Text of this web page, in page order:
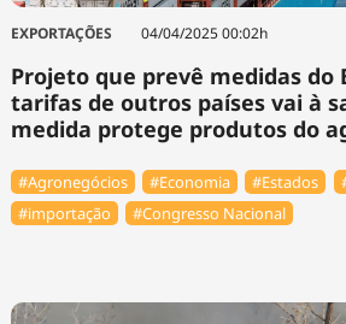
EXPORTAÇÕES 04/04/2025 00:02h
Projeto que prevê medidas do
tarifas de outros países vai à
medida protege produtos do
#Agronegócios #Economia #Estados
#importação
#Congresso Nacional